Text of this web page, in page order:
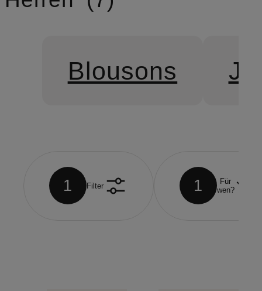
Blousons
1 Filter 1
Für
wen?